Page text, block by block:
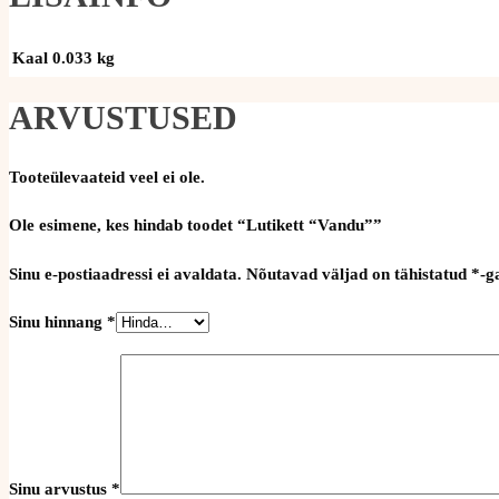
Kaal 0.033 kg
ARVUSTUSED
Tooteülevaateid veel ei ole.
Ole esimene, kes hindab toodet “Lutikett “Vandu””
Sinu e-postiaadressi ei avaldata. Nõutavad väljad on tähistatud *-
Sinu hinnang *
Sinu arvustus *